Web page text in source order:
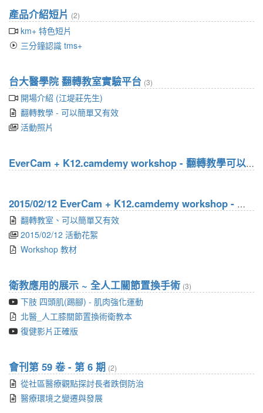
產品介紹短片 (2)
km+ 特色短片
三分鐘認識 tms+
台大醫學院 翻轉教室實驗平台 (3)
開場介紹 (江堤莊先生)
翻轉教學 - 可以簡單又有效
活動照片
EverCam + K12.camdemy workshop - 翻轉教學可以簡單又有效
2015/02/12 EverCam + K12.camdemy workshop - 翻轉教學可以簡單又有效
翻轉教室、可以簡單又有效
2015/02/12 活動花絮
Workshop 教材
衛教應用的展示 ~ 全人工關節置換手術 (3)
下肢 四頭肌(踢腳) - 肌肉強化運動
北醫_人工膝關節置換術衛教本
復健影片正確版
會刊第 59 卷 - 第 6 期 (2)
從社區醫療觀點探討長者跌倒防治
醫療環境之變遷與發展